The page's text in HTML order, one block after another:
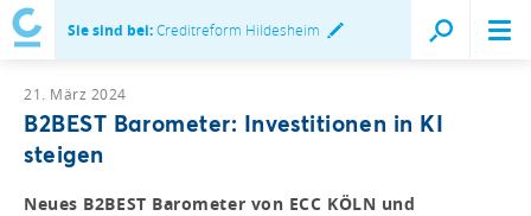
Sie sind bei:Creditreform Hildesheim
21. März 2024
B2BEST Barometer: Investitionen in KI
steigen
Neues B2BEST Barometer von ECC KÖLN und